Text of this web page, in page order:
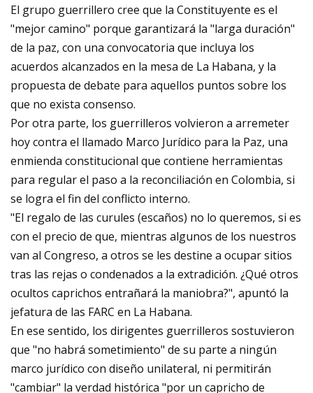
El grupo guerrillero cree que la Constituyente es el
"mejor camino" porque garantizará la "larga duración"
de la paz, con una convocatoria que incluya los
acuerdos alcanzados en la mesa de La Habana, y la
propuesta de debate para aquellos puntos sobre los
que no exista consenso.
Por otra parte, los guerrilleros volvieron a arremeter
hoy contra el llamado Marco Jurídico para la Paz, una
enmienda constitucional que contiene herramientas
para regular el paso a la reconciliación en Colombia, si
se logra el fin del conflicto interno.
"El regalo de las curules (escaños) no lo queremos, si es
con el precio de que, mientras algunos de los nuestros
van al Congreso, a otros se les destine a ocupar sitios
tras las rejas o condenados a la extradición. ¿Qué otros
ocultos caprichos entrañará la maniobra?", apuntó la
jefatura de las FARC en La Habana.
En ese sentido, los dirigentes guerrilleros sostuvieron
que "no habrá sometimiento" de su parte a ningún
marco jurídico con diseño unilateral, ni permitirán
"cambiar" la verdad histórica "por un capricho de